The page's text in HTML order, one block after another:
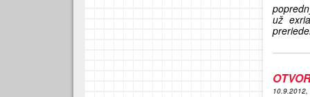
už
10.9.2012,